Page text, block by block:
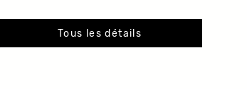
Tous les détails